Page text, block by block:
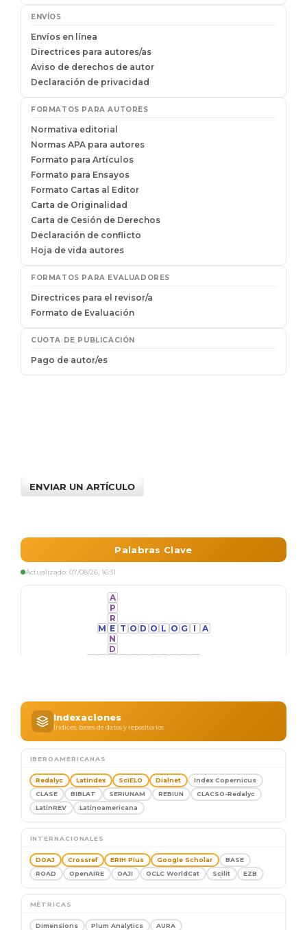
ENVIAR UN ARTÍCULO